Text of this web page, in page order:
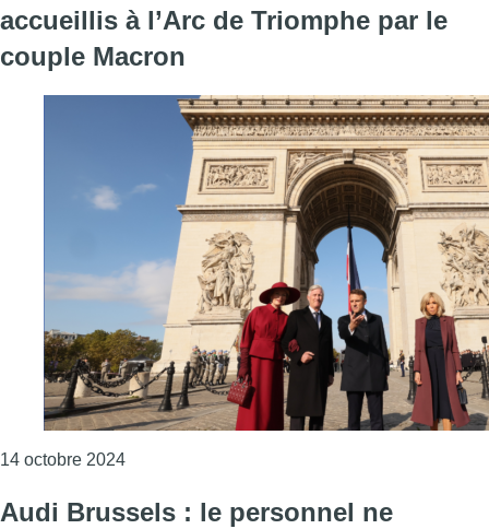
accueillis à l’Arc de Triomphe par le
couple Macron
14 octobre 2024Consulter l'article "Le roi Philippe et la reine
Audi Brussels : le personnel ne